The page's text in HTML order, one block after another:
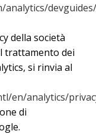
analytics/
della società
trattamento dei
si rinvia al
en/analytics/
di